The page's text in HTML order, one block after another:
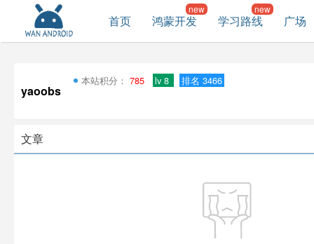
首页 鸿蒙开发 学习路线 广场
yaoobs
本站积分： 785 lv 8 排名 3466
文章